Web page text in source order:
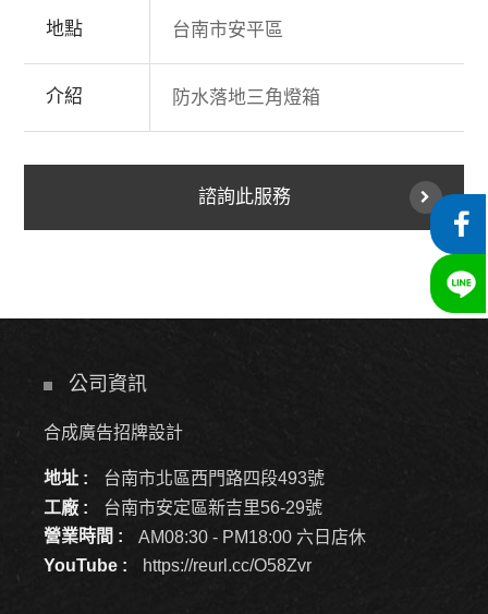
地點 台南市安平區
介紹 防水落地三角燈箱
諮詢此服務
公司資訊
合成廣告招牌設計
地址 :
台南市北區西門路四段493號
工廠 :
台南市安定區新吉里56-29號
營業時間 :
AM08:30 - PM18:00 六日店休
YouTube :
https://reurl.cc/O58Zvr